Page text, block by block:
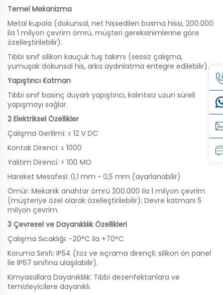
Temel Mekanizma
Metal kupola (dokunsal, net hissedilen basma hissi, 200.000
ila 1 milyon çevrim ömrü, müşteri gereksinimlerine göre
özelleştirilebilir).
Tıbbi sınıf silikon kauçuk tuş takımı (sessiz çalışma,
yumuşak dokunsal his, arka aydınlatma entegre edilebilir).
Yapıştırıcı Katman
Tıbbi sınıf basınç duyarlı yapıştırıcı, kalıntısız uzun süreli
yapışmayı sağlar.
2 Elektriksel Özellikler
Çalışma Gerilimi: ≤ 12 V DC
Kontak Direnci: ≤ 1000
Yalıtım Direnci: > 100 MO
Hareket Mesafesi: 0,1 mm ~ 0,5 mm (ayarlanabilir)
Ömür: Mekanik anahtar ömrü 200.000 ila 1 milyon çevrim
(müşteriye özel olarak özelleştirilebilir); Devre katmanı 5
milyon çevrim.
3 Çevresel ve Dayanıklılık Özellikleri
Çalışma Sıcaklığı: -20°C ila +70°C
Koruma Sınıfı: IP54 (toz ve sıçrama dirençli; silikon ön panel
ile IP67 sınıfına ulaşılabilir).
Kimyasallara Dayanıklılık: Tıbbi dezenfektanlara ve
temizleyicilere dayanıklı.